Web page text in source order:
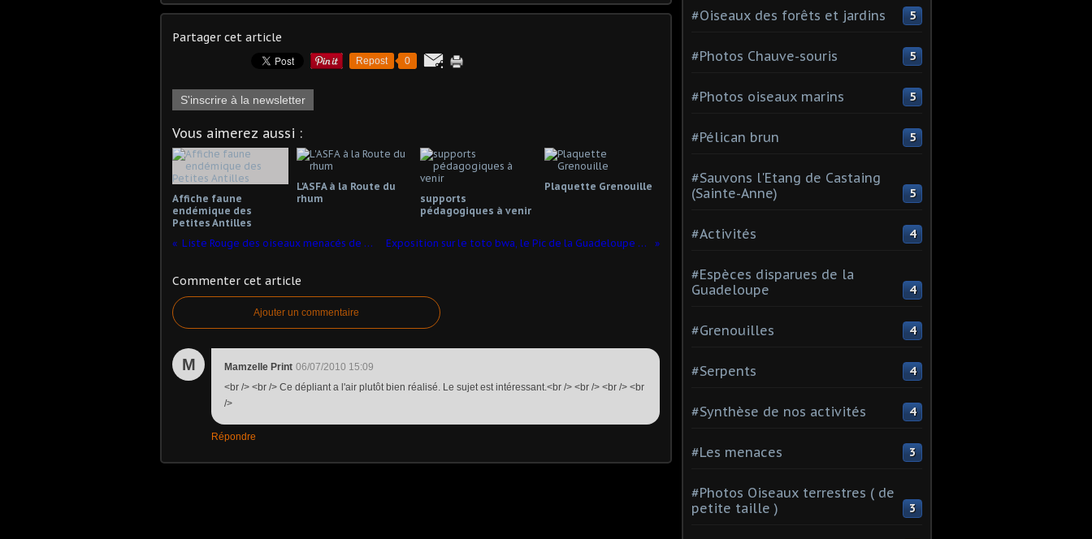
Partager cet article
Repost 0
S'inscrire à la newsletter
Vous aimerez aussi :
Affiche faune
endémique des
Petites Antilles
L'ASFA à la Route du
rhum
supports
pédagogiques à venir
Plaquette Grenouille
Liste Rouge des oiseaux menacés de Guadeloupe Exposition sur le toto bwa, le Pic de la Guadeloupe à Saint François
Commenter cet article
Ajouter un commentaire
M Mamzelle Print 06/07/2010 15:09
<br /> <br /> Ce dépliant a l'air plutôt bien réalisé. Le sujet est intéressant.<br /> <br /> <br /> <br
/>
Répondre
#Oiseaux des forêts et jardins 5
#Photos Chauve-souris 5
#Photos oiseaux marins 5
#Pélican brun 5
#Sauvons l'Etang de Castaing
(Sainte-Anne)
5
#Activités 4
#Espèces disparues de la
Guadeloupe
4
#Grenouilles 4
#Serpents 4
#Synthèse de nos activités 4
#Les menaces 3
#Photos Oiseaux terrestres ( de
petite taille )
3